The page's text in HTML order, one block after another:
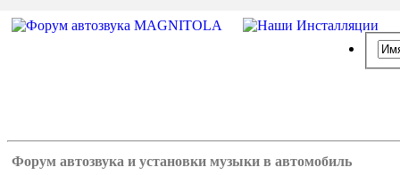
Форум автозвука и установки музыки в автомобиль